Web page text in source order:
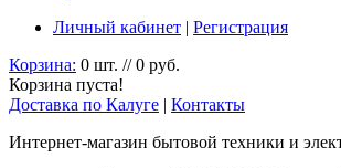
Личный кабинет | Регистрация
Корзина: 0 шт. // 0 руб.
Корзина пуста!
Доставка по Калуге | Контакты
Интернет-магазин бытовой техники и